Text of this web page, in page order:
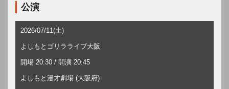
公演
2026/07/11(土)
よしもとゴリラライブ大阪
開場 20:30 / 開演 20:45
よしもと漫才劇場 (大阪府)